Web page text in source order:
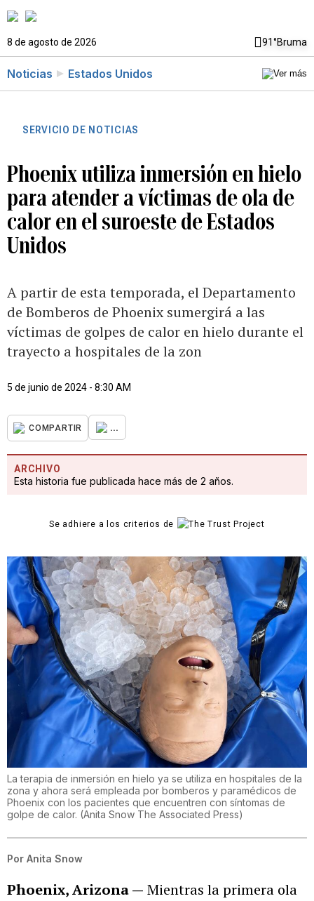
8 de agosto de 2026 91°Bruma
Noticias Estados Unidos
SERVICIO DE NOTICIAS
Phoenix utiliza inmersión en hielo
para atender a víctimas de ola de
calor en el suroeste de Estados
Unidos
A partir de esta temporada, el Departamento
de Bomberos de Phoenix sumergirá a las
víctimas de golpes de calor en hielo durante el
trayecto a hospitales de la zon
5 de junio de 2024 - 8:30 AM
COMPARTIR ...
ARCHIVO
Esta historia fue publicada hace más de 2 años.
Se adhiere a los criterios de
La terapia de inmersión en hielo ya se utiliza en hospitales de la
zona y ahora será empleada por bomberos y paramédicos de
Phoenix con los pacientes que encuentren con síntomas de
golpe de calor. (Anita Snow The Associated Press)
Por Anita Snow
Phoenix, Arizona — Mientras la primera ola